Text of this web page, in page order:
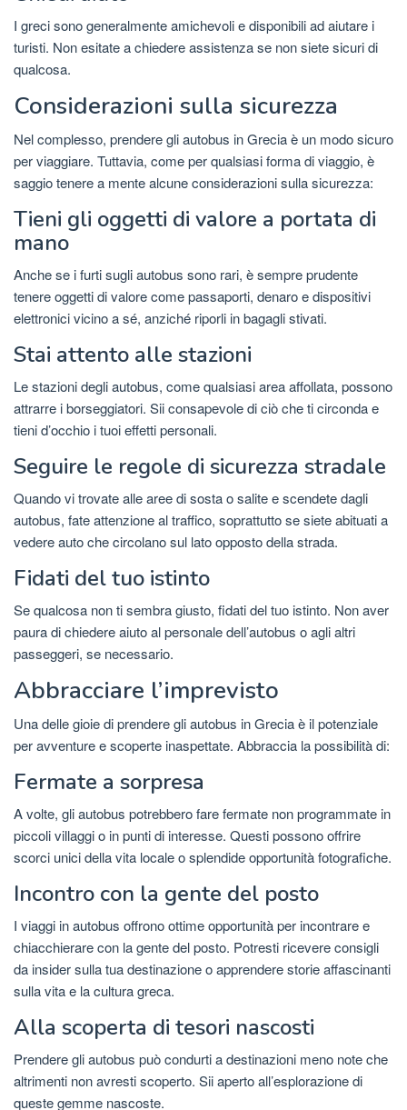
I greci sono generalmente amichevoli e disponibili ad aiutare i
turisti. Non esitate a chiedere assistenza se non siete sicuri di
qualcosa.
Considerazioni sulla sicurezza
Nel complesso, prendere gli autobus in Grecia è un modo sicuro
per viaggiare. Tuttavia, come per qualsiasi forma di viaggio, è
saggio tenere a mente alcune considerazioni sulla sicurezza:
Tieni gli oggetti di valore a portata di
mano
Anche se i furti sugli autobus sono rari, è sempre prudente
tenere oggetti di valore come passaporti, denaro e dispositivi
elettronici vicino a sé, anziché riporli in bagagli stivati.
Stai attento alle stazioni
Le stazioni degli autobus, come qualsiasi area affollata, possono
attrarre i borseggiatori. Sii consapevole di ciò che ti circonda e
tieni d’occhio i tuoi effetti personali.
Seguire le regole di sicurezza stradale
Quando vi trovate alle aree di sosta o salite e scendete dagli
autobus, fate attenzione al traffico, soprattutto se siete abituati a
vedere auto che circolano sul lato opposto della strada.
Fidati del tuo istinto
Se qualcosa non ti sembra giusto, fidati del tuo istinto. Non aver
paura di chiedere aiuto al personale dell’autobus o agli altri
passeggeri, se necessario.
Abbracciare l’imprevisto
Una delle gioie di prendere gli autobus in Grecia è il potenziale
per avventure e scoperte inaspettate. Abbraccia la possibilità di:
Fermate a sorpresa
A volte, gli autobus potrebbero fare fermate non programmate in
piccoli villaggi o in punti di interesse. Questi possono offrire
scorci unici della vita locale o splendide opportunità fotografiche.
Incontro con la gente del posto
I viaggi in autobus offrono ottime opportunità per incontrare e
chiacchierare con la gente del posto. Potresti ricevere consigli
da insider sulla tua destinazione o apprendere storie affascinanti
sulla vita e la cultura greca.
Alla scoperta di tesori nascosti
Prendere gli autobus può condurti a destinazioni meno note che
altrimenti non avresti scoperto. Sii aperto all’esplorazione di
queste gemme nascoste.